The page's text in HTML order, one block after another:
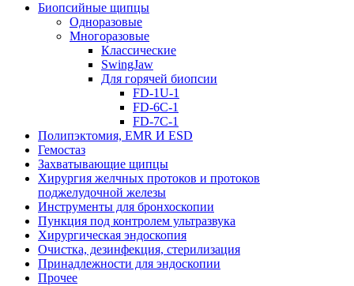
Биопсийные щипцы
Одноразовые
Многоразовые
Классические
SwingJaw
Для горячей биопсии
FD-1U-1
FD-6C-1
FD-7C-1
Полипэктомия, EMR И ESD
Гемостаз
Захватывающие щипцы
Хирургия желчных протоков и протоков
поджелудочной железы
Инструменты для бронхоскопии
Пункция под контролем ультразвука
Хирургическая эндоскопия
Очистка, дезинфекция, стерилизация
Принадлежности для эндоскопии
Прочее